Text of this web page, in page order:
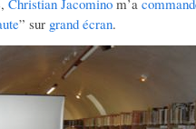
Christian Jacomino m’a
” sur grand écran.